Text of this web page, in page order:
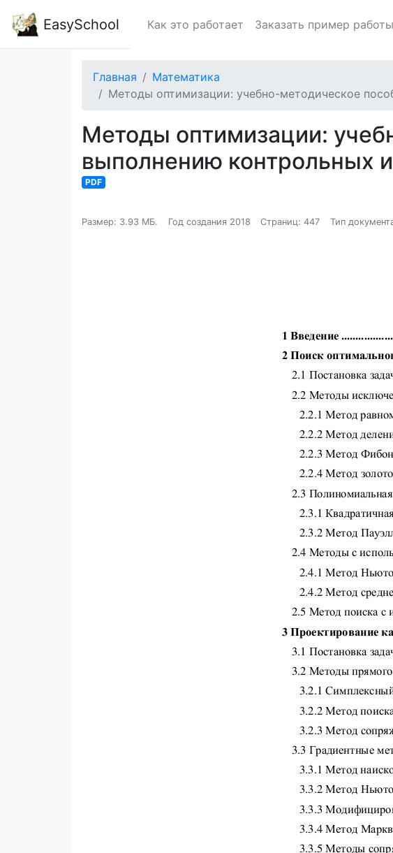
EasySchool Как это работает Заказать пример работы
Главная
Математика
Методы оптимизации: учебно-методическое
Методы оптимизации:
выполнению контрольных
PDF
Размер: 3.93 МБ. Год создания 2018 Страниц: 447 Тип